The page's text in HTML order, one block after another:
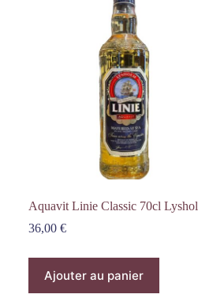
Aquavit Linie Classic 70cl
36,00 €
Ajouter au panier